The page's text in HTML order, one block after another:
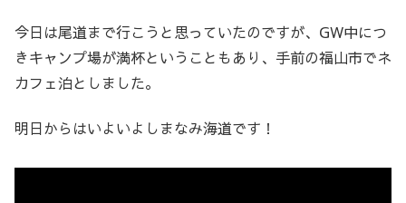
今日は尾道まで行こうと思っていたのですが、GW中につ
きキャンプ場が満杯ということもあり、手前の福山市でネ
カフェ泊としました。
明日からはいよいよしまなみ海道です！